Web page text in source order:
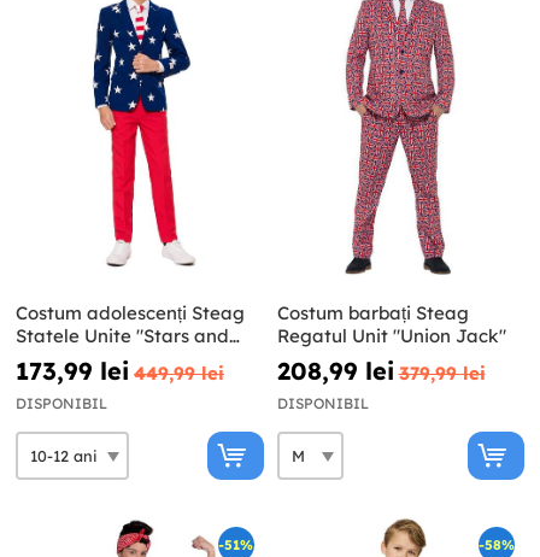
Costum adolescenți Steag
Statele Unite "Stars and
Stripes" - Opposuits
173,99 lei 449,99 lei
DISPONIBIL
Costum barbați Steag
Regatul Unit "Union Jack"
208,99 lei 379,99 lei
DISPONIBIL
-51% -58%